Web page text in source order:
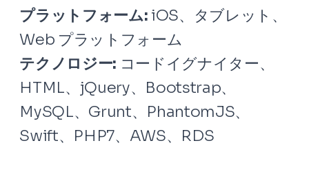
プラットフォーム: iOS、タブレット、
Web プラットフォーム
テクノロジー: コードイグナイター、
HTML、jQuery、Bootstrap、
MySQL、Grunt、PhantomJS、
Swift、PHP7、AWS、RDS